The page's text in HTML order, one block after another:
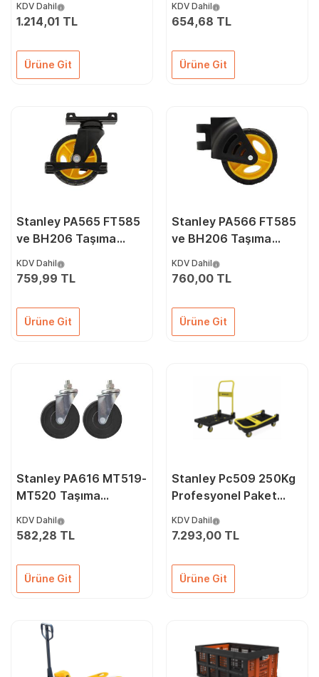
Teker
KDV Dahil
1.214,01 TL
Ürüne Git
KDV Dahil
654,68 TL
Ürüne Git
Stanley PA565 FT585
ve BH206 Taşıma
Hareketli Yedek Teker
KDV Dahil
759,99 TL
Ürüne Git
Stanley PA566 FT585
ve BH206 Taşıma
Yedek Sabit Teker
KDV Dahil
760,00 TL
Ürüne Git
Stanley PA616 MT519-
MT520 Taşıma
Hareketli Yedek Teker
KDV Dahil
582,28 TL
Ürüne Git
Stanley Pc509 250Kg
Profesyonel Paket
KDV Dahil
7.293,00 TL
Ürüne Git